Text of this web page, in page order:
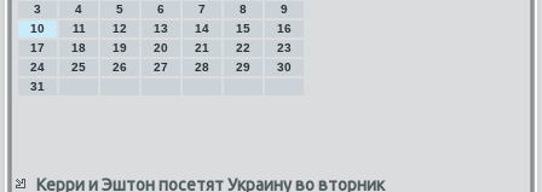
3
4 5 6 7 8
9
10
11 12 13 14 15
16
17
18 19 20 21 22
23
24
25 26 27 28 29
30
31
Керри и Эштон посетят Украину во вторник